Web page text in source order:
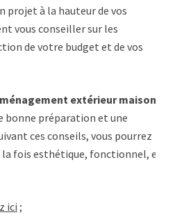
projet à la hauteur de vos
vous conseiller sur les
de votre budget et de vos
extérieur maison
bonne préparation et une
ces conseils, vous pourrez
fois esthétique, fonctionnel, et
ici;